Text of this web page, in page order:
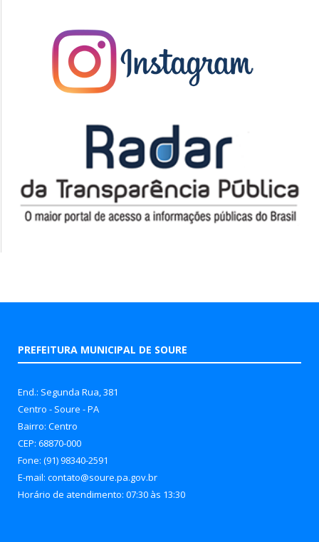
PREFEITURA MUNICIPAL DE SOURE
End.: Segunda Rua, 381
Centro - Soure - PA
Bairro: Centro
CEP: 68870-000
Fone: (91) 98340-2591
E-mail: contato@soure.pa.gov.br
Horário de atendimento: 07:30 às 13:30